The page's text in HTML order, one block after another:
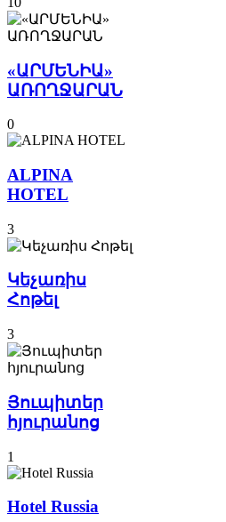
«ԱՐՄԵՆԻԱ»
ԱՌՈՂՋԱՐԱՆ
0
ALPINA
HOTEL
3
Կեչառիս
Հոթել
3
Յուպիտեր
հյուրանոց
1
Hotel Russia